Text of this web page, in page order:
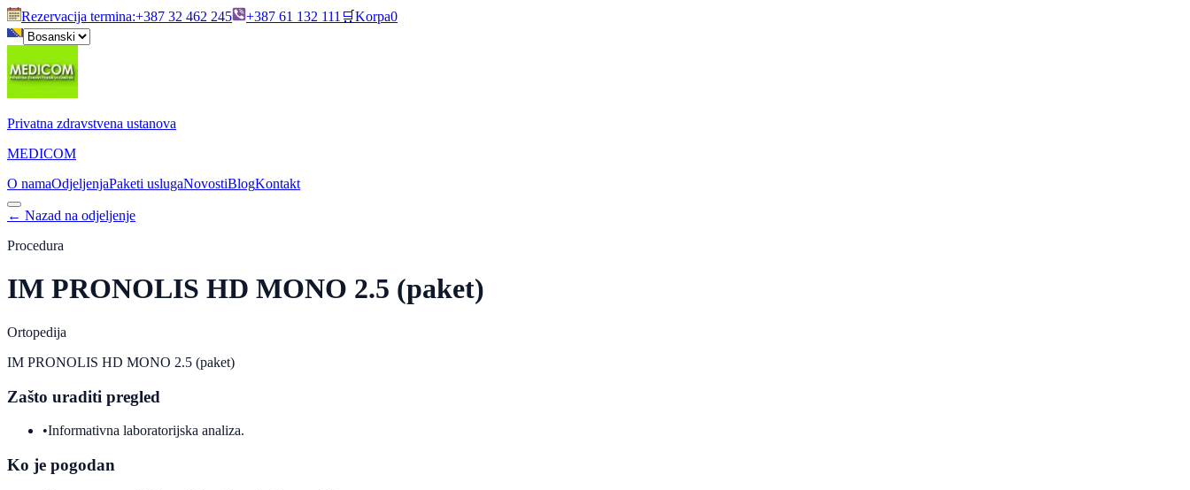
Rezervacija termina:+387 32 462 245 +387 61 132 111 🛒Korpa0
Privatna zdravstvena ustanova
MEDICOM
O namaOdjeljenjaPaketi uslugaNovostiBlogKontakt
← Nazad na odjeljenje
Procedura
IM PRONOLIS HD MONO 2.5 (paket)
Ortopedija
IM PRONOLIS HD MONO 2.5 (paket)
Zašto uraditi pregled
•Informativna laboratorijska analiza.
Ko je pogodan